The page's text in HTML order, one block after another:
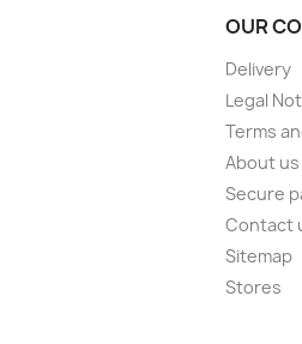
OUR
Delivery
Legal
Terms
About us
Secure
Contact
Sitemap
Stores